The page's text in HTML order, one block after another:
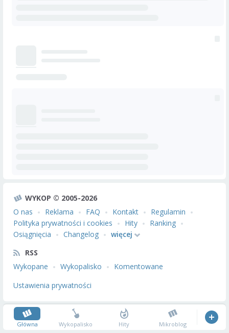
WYKOP © 2005-2026
O nas
Reklama FAQ Kontakt
Regulamin
Polityka prywatności i cookies
Hity
Ranking
Osiągnięcia
Changelog
więcej
RSS
Wykopane
Wykopalisko
Komentowane
Ustawienia prywatności
Główna Wykopalisko Hity Mikroblog